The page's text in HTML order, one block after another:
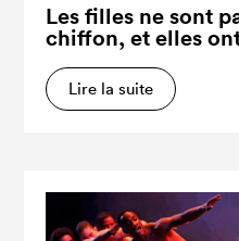
Les filles ne sont
chiffon, et elles
Lire la suite